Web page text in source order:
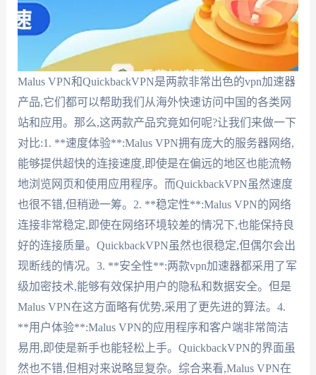
Malus VPN和QuickbackVPN是两款非常出色的vpn加速器
产品,它们都可以帮助我们从海外快速访问中国的各类网
站和应用。那么,这两款产品究竟如何呢?让我们来做一下
对比:1. **速度体验**:Malus VPN拥有庞大的服务器网络,
能够提供超快的连接速度,即使是在偏远的地区也能流畅
地浏览网页和使用应用程序。而QuickbackVPN虽然速度
也很不错,但稍逊一筹。2. **稳定性**:Malus VPN的网络
连接非常稳定,即使在网络环境较差的情况下,也能保持良
好的连接质量。QuickbackVPN虽然也很稳定,但偶尔会出
现断线的情况。3. **安全性**:两款vpn加速器都采用了军
级加密技术,能够有效保护用户的隐私和数据安全。但是
Malus VPN在这方面略有优势,采用了更先进的算法。4.
**用户体验**:Malus VPN的应用程序和客户端非常简洁
易用,即使是新手也能轻松上手。QuickbackVPN的界面虽
然也不错,但相对来说略显复杂。综合来看,Malus VPN在